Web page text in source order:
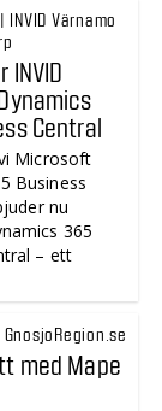
Värnamo
INVID
Central
Microsoft
Business
nu
365
– ett
med Mape